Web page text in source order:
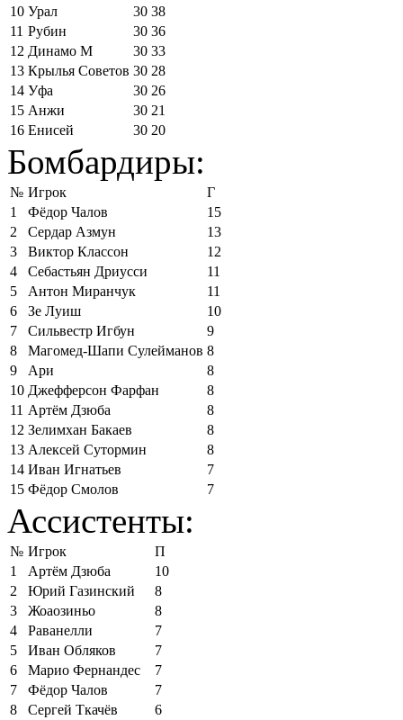
10 Урал 30 38
11 Рубин 30 36
12 Динамо М 30 33
13 Крылья Советов 30 28
14 Уфа 30 26
15 Анжи 30 21
16 Енисей 30 20
Бомбардиры:
№ Игрок
Г
1
Фёдор Чалов
15
2
Сердар Азмун
13
3
Виктор Классон
12
4
Себастьян Дриусси
11
5
Антон Миранчук
11
6
Зе Луиш
10
7
Сильвестр Игбун
9
8
Магомед-Шапи Сулейманов 8
9
Ари
8
10 Джефферсон Фарфан
8
11 Артём Дзюба
8
12 Зелимхан Бакаев
8
13 Алексей Сутормин
8
14 Иван Игнатьев
7
15 Фёдор Смолов 7
Ассистенты:
№ Игрок
П
1
Артём Дзюба
10
2
Юрий Газинский
8
3
Жоаозиньо
8
4
Раванелли
7
5
Иван Обляков
7
6
Марио Фернандес
7
7
Фёдор Чалов
7
8
Сергей Ткачёв
6